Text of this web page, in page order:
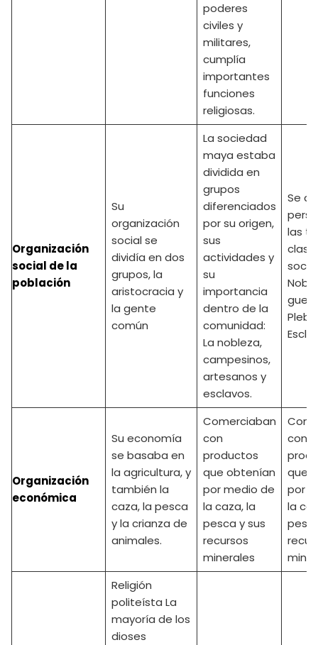
poderes
civiles y
militares,
cumplía
importantes
funciones
religiosas.
Organización
social de la
población
Su
organización
social se
dividía en dos
grupos, la
aristocracia y
la gente
común
La sociedad
maya estaba
dividida en
grupos
diferenciados
por su origen,
sus
actividades y
su
importancia
dentro de la
comunidad:
La nobleza,
campesinos,
artesanos y
esclavos.
Se
las
Organización
económica
Su economía
se basaba en
la agricultura, y
también la
caza, la pesca
y la crianza de
animales.
Comerciaban
con
productos
que obtenían
por medio de
la caza, la
pesca y sus
recursos
minerales
con
que
por
la
Religión
politeísta La
mayoría de los
dioses